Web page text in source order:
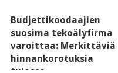
Budjettikoodaajien
suosima tekoälyfirma
varoittaa: Merkittäviä
hinnankorotuksia